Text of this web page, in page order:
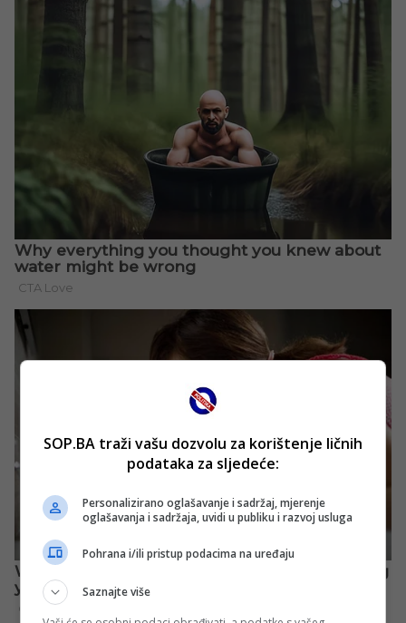
SOP.BA traži vašu dozvolu za korištenje ličnih
podataka za sljedeće:
Personalizirano oglašavanje i sadržaj, mjerenje
oglašavanja i sadržaja, uvidi u publiku i razvoj usluga
Pohrana i/ili pristup podacima na uređaju
Saznajte više